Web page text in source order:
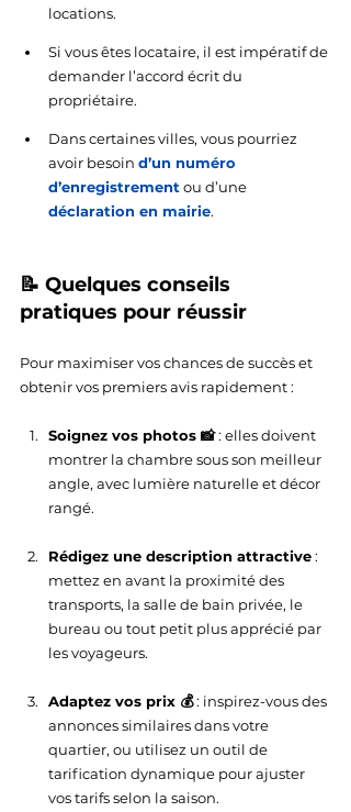
locations.
Si vous êtes locataire, il est impératif de
demander l’accord écrit du
propriétaire.
Dans certaines villes, vous pourriez
avoir besoin d’un numéro
d’enregistrement ou d’une
déclaration en mairie.
📝 Quelques conseils
pratiques pour réussir
Pour maximiser vos chances de succès et
obtenir vos premiers avis rapidement :
Soignez vos photos 📸 : elles doivent
montrer la chambre sous son meilleur
angle, avec lumière naturelle et décor
rangé.
Rédigez une description attractive :
mettez en avant la proximité des
transports, la salle de bain privée, le
bureau ou tout petit plus apprécié par
les voyageurs.
Adaptez vos prix 💰 : inspirez-vous des
annonces similaires dans votre
quartier, ou utilisez un outil de
tarification dynamique pour ajuster
vos tarifs selon la saison.